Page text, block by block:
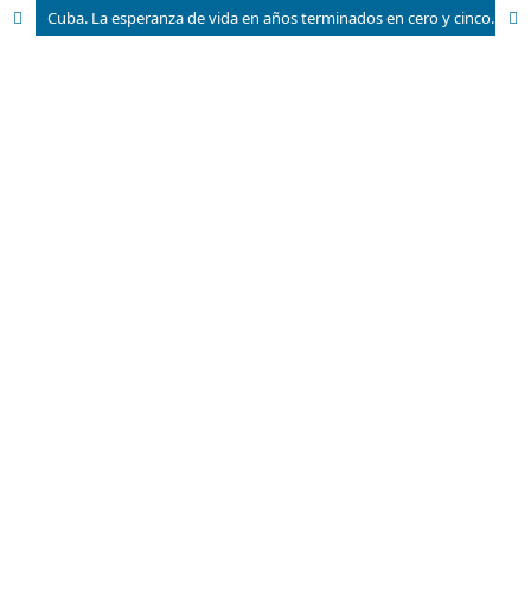
Cuba. La esperanza de vida en años terminados en cero y cinco. 1900-2015